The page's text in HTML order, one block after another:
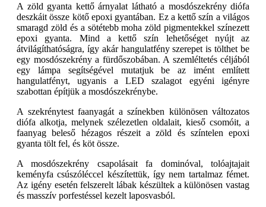
A zöld gyanta kettő árnyalat látható a mosdószekrény diófa
deszkáit össze kötő epoxi gyantában. Ez a kettő szín a világos
smaragd zöld és a sötétebb moha zöld pigmentekkel színezett
epoxi gyanta. Mind a kettő szín lehetőséget nyújt az
átvilágíthatóságra, így akár hangulatfény szerepet is tölthet be
egy mosdószekrény a fürdőszobában. A szemléltetés céljából
egy lámpa segítségével mutatjuk be az imént említett
hangulatfényt, ugyanis a LED szalagot egyéni igényre
szabottan építjük a mosdószekrénybe.
A szekrénytest faanyagát a színekben különösen változatos
diófa alkotja, melynek szélezetlen oldalait, kieső csomóit, a
faanyag beleső hézagos részeit a zöld és színtelen epoxi
gyanta tölt fel, és köt össze.
A mosdószekrény csapolásait fa dominóval, tolóajtajait
keményfa csúszóléccel készítettük, így nem tartalmaz fémet.
Az igény esetén felszerelt lábak készültek a különösen vastag
és masszív porfestéssel kezelt laposvasból.